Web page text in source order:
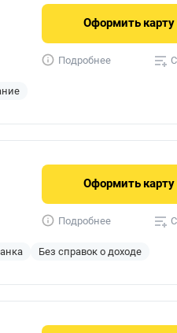
Оформить карту
Подробнее
Без справок о доходе
Оформить карту
Подробнее